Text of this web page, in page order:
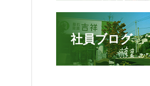
社員ブログ